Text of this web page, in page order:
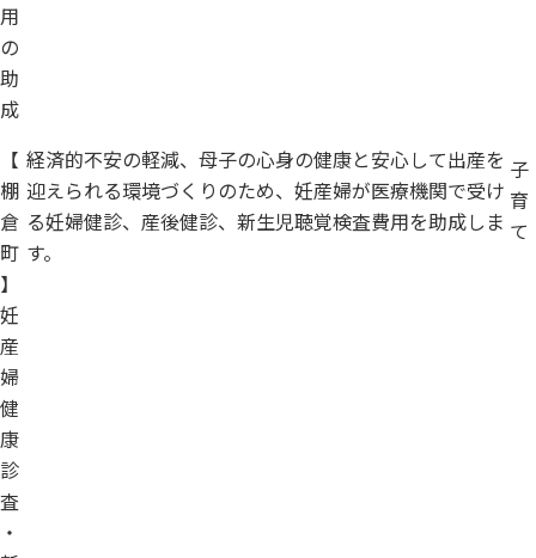
用
の
助
成
【
棚
倉
町
】
妊
産
婦
健
康
診
査
・
経済的不安の軽減、母子の心身の健康と安心して出産を
迎えられる環境づくりのため、妊産婦が医療機関で受け
る妊婦健診、産後健診、新生児聴覚検査費用を助成しま
す。
子
育
て